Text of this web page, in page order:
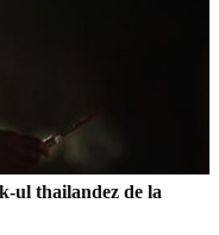
ul thailandez de la